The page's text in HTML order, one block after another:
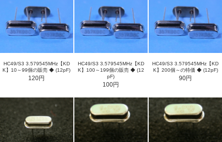
HC49/S3 3.579545MHz【KD
K】10～99個の販売 ◆ (12pF)
120円
HC49/S3 3.579545MHz【KD
K】100～199個の販売 ◆ (12
pF)
100円
HC49/S3 3.579545MHz【KD
K】200個～の特価 ◆ (12pF)
90円